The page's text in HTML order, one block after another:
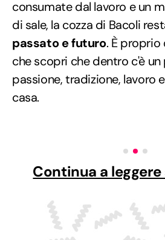
consumate dal lavoro e un
di sale, la cozza di Bacoli
passato e futuro. È proprio
che scopri che dentro c'è
passione, tradizione, lavoro
casa.
Continua a